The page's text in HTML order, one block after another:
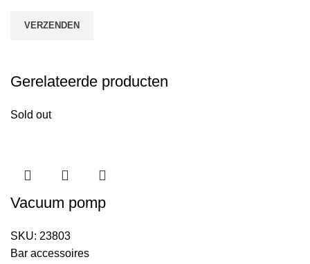
Gerelateerde producten
Sold out
Vacuum pomp
SKU: 23803
Bar accessoires